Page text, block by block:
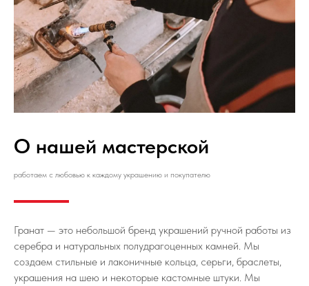
О нашей мастерской
работаем с любовью к каждому украшению и покупателю
Гранат — это небольшой бренд украшений ручной работы из
серебра и натуральных полудрагоценных камней. Мы
создаем стильные и лаконичные кольца, серьги, браслеты,
украшения на шею и некоторые кастомные штуки. Мы